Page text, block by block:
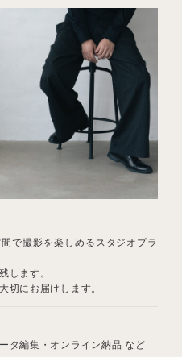
で撮影を楽しめるスタジオプラ
します。
切にお届けします。
タ編集・オンライン納品 など